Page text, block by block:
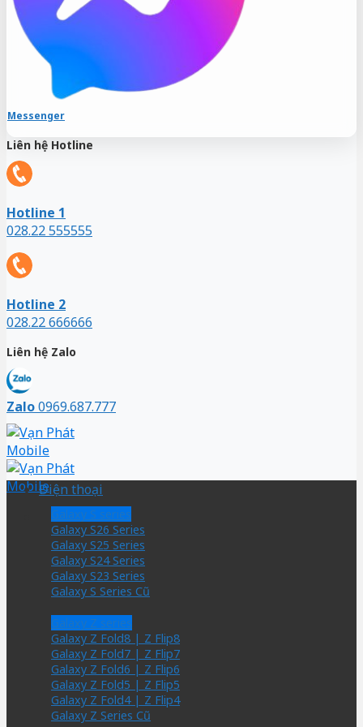
Messenger
Liên hệ Hotline
Hotline 1
028.22 555555
Hotline 2
028.22 666666
Liên hệ Zalo
Zalo0969.687.777
Điện thoại
Galaxy S series
Galaxy S26 Series
Galaxy S25 Series
Galaxy S24 Series
Galaxy S23 Series
Galaxy S Series Cũ
Galaxy Z series
Galaxy Z Fold8 | Z Flip8
Galaxy Z Fold7 | Z Flip7
Galaxy Z Fold6 | Z Flip6
Galaxy Z Fold5 | Z Flip5
Galaxy Z Fold4 | Z Flip4
Galaxy Z Series Cũ